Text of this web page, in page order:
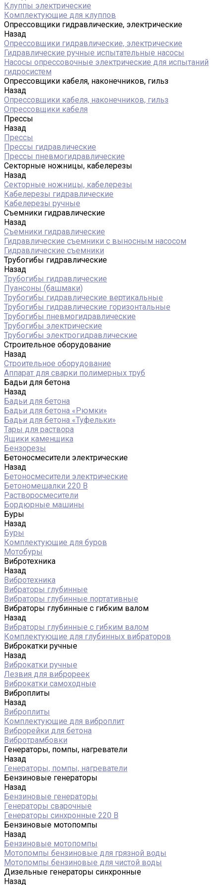
Клуппы электрические
Комплектующие для клуппов
Опрессовщики гидравлические, электрические
Назад
Опрессовщики гидравлические, электрические
Гидравлические ручные испытательные насосы
Насосы опрессовочные электрические для испытаний
гидросистем
Опрессовщики кабеля, наконечников, гильз
Назад
Опрессовщики кабеля, наконечников, гильз
Опрессовщики кабеля
Прессы
Назад
Прессы
Прессы гидравлические
Прессы пневмогидравлические
Секторные ножницы, кабелерезы
Назад
Секторные ножницы, кабелерезы
Кабелерезы гидравлические
Кабелерезы ручные
Съемники гидравлические
Назад
Съемники гидравлические
Гидравлические cъемники с выносным насосом
Гидравлические съемники
Трубогибы гидравлические
Назад
Трубогибы гидравлические
Пуансоны (башмаки)
Трубогибы гидравлические вертикальные
Трубогибы гидравлические горизонтальные
Трубогибы пневмогидравлические
Трубогибы электрические
Трубогибы электрогидравлические
Строительное оборудование
Назад
Строительное оборудование
Аппарат для сварки полимерных труб
Бадьи для бетона
Назад
Бадьи для бетона
Бадьи для бетона «Рюмки»
Бадьи для бетона «Туфельки»
Тары для раствора
Ящики каменщика
Бензорезы
Бетоносмесители электрические
Назад
Бетоносмесители электрические
Бетономешалки 220 В
Растворосмесители
Бордюрные машины
Буры
Назад
Буры
Комплектующие для буров
Мотобуры
Вибротехника
Назад
Вибротехника
Вибраторы глубинные
Вибраторы глубинные портативные
Вибраторы глубинные с гибким валом
Назад
Вибраторы глубинные с гибким валом
Комплектующие для глубинных вибраторов
Виброкатки ручные
Назад
Виброкатки ручные
Лезвия для виброреек
Виброкатки самоходные
Виброплиты
Назад
Виброплиты
Комплектующие для виброплит
Виброрейки для бетона
Вибротрамбовки
Генераторы, помпы, нагреватели
Назад
Генераторы, помпы, нагреватели
Бензиновые генераторы
Назад
Бензиновые генераторы
Генераторы сварочные
Генераторы синхронные 220 В
Бензиновые мотопомпы
Назад
Бензиновые мотопомпы
Мотопомпы бензиновые для грязной воды
Мотопомпы бензиновые для чистой воды
Дизельные генераторы синхронные
Назад